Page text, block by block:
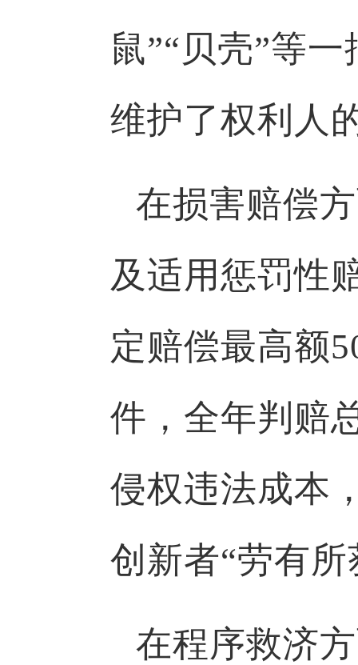
鼠”“贝壳”等
维护了权利人
在损害赔偿
及适用惩罚性
定赔偿最高额
件，全年判赔
侵权违法成本
创新者“劳有
在程序救济